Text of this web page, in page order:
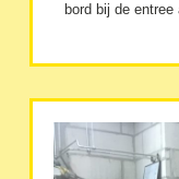
bord bij de